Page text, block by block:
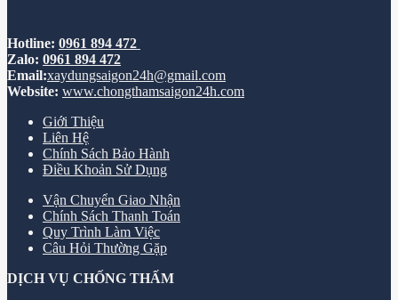
Hotline: 0961 894 472
Zalo: 0961 894 472
Email:xaydungsaigon24h@gmail.com
Website: www.chongthamsaigon24h.com
Giới Thiệu
Liên Hệ
Chính Sách Bảo Hành
Điều Khoản Sử Dụng
Vận Chuyển Giao Nhận
Chính Sách Thanh Toán
Quy Trình Làm Việc
Câu Hỏi Thường Gặp
DỊCH VỤ CHỐNG THẤM